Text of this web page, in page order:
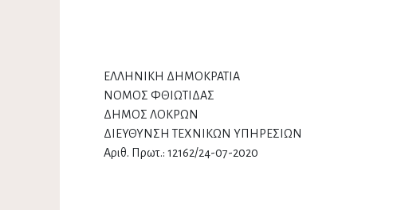
ΕΛΛΗΝΙΚΗ
ΝΟΜΟΣ ΦΘΙΩΤΙΔΑΣ
ΔΗΜΟΣ ΛΟΚΡΩΝ
ΔΙΕΥΘΥΝΣΗ ΤΕΧΝΙΚΩΝ
Αριθ. Πρωτ.: 12162/24-07-2020
ΜΕ ΑΥΤΟΝΟΜΟ